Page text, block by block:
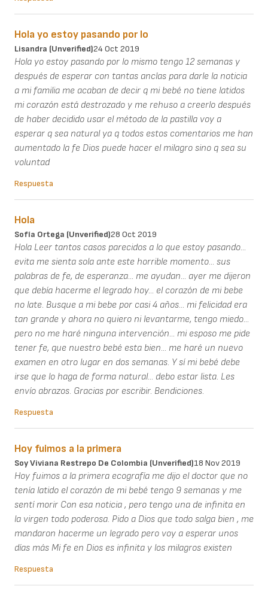
Hola yo estoy pasando por lo
Lisandra (unverified)24 Oct 2019
Hola yo estoy pasando por lo mismo tengo 12 semanas y
después de esperar con tantas anclas para darle la noticia
a mi familia me acaban de decir q mi bebé no tiene latidos
mi corazón está destrozado y me rehuso a creerlo después
de haber decidido usar el método de la pastilla voy a
esperar q sea natural ya q todos estos comentarios me han
aumentado la fe Dios puede hacer el milagro sino q sea su
voluntad
Respuesta
Hola
Sofía Ortega (unverified)28 Oct 2019
Hola Leer tantos casos parecidos a lo que estoy pasando...
evita me sienta sola ante este horrible momento... sus
palabras de fe, de esperanza... me ayudan... ayer me dijeron
que debía hacerme el legrado hoy... el corazón de mi bebe
no late. Busque a mi bebe por casi 4 años... mi felicidad era
tan grande y ahora no quiero ni levantarme, tengo miedo...
pero no me haré ninguna intervención... mi esposo me pide
tener fe, que nuestro bebé esta bien... me haré un nuevo
examen en otro lugar en dos semanas. Y sí mi bebé debe
irse que lo haga de forma natural... debo estar lista. Les
envío abrazos. Gracias por escribir. Bendiciones.
Respuesta
Hoy fuimos a la primera
Soy Viviana Restrepo De Colombia (unverified)18 Nov 2019
Hoy fuimos a la primera ecografía me dijo el doctor que no
tenía latido el corazón de mi bebé tengo 9 semanas y me
sentí morir Con esa noticia , pero tengo una de infinita en
la virgen todo poderosa. Pido a Dios que todo salga bien , me
mandaron hacerme un legrado pero voy a esperar unos
días más Mi fe en Dios es infinita y los milagros existen
Respuesta